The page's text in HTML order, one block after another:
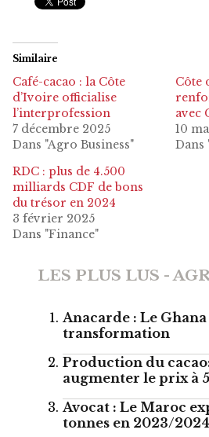
Similaire
Café-cacao : la Côte
d’Ivoire officialise
l’interprofession
7 décembre 2025
Dans "Agro Business"
Côte
avec
10
Dans
RDC : plus de 4.500
milliards CDF de bons
du trésor en 2024
3 février 2025
Dans "Finance"
LES PLUS LUS -
Anacarde : Le
transformation
Production du
augmenter le prix à
Avocat : Le Maroc
tonnes en 2023/2024